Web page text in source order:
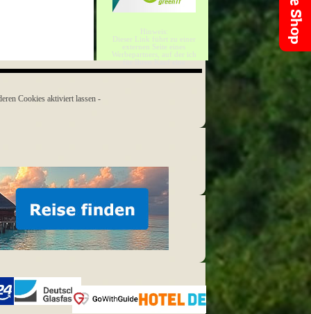
Hinweis:
Dieser Link führt zu einer
externen Seite eines
Werbepartners, auf der ich
für Ihren Kauf eine
Provision erhalte.
Cookies aktiviert lassen -
Deutsche
Glasfaser
GoWithGuide HOTEL.de